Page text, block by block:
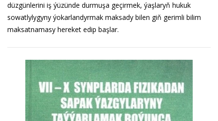
düzgünlerini iş ýüzünde durmuşa geçirmek, ýaşlaryň hukuk
sowatlylygyny ýokarlandyrmak maksady bilen giň gerimli bilim
maksatnamasy hereket edip başlar.